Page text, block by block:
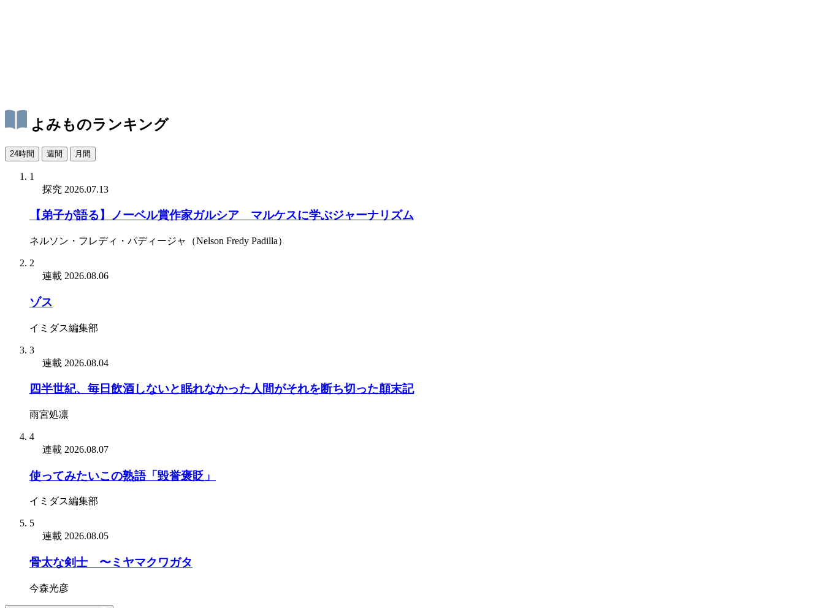
よみものランキング
24時間 週間 月間
1
探究 2026.07.13
【弟子が語る】ノーベル賞作家ガルシア゠マルケスに学ぶジャーナリズム
ネルソン・フレディ・パディージャ（Nelson Fredy Padilla）
2
連載 2026.08.06
ゾス
イミダス編集部
3
連載 2026.08.04
四半世紀、毎日飲酒しないと眠れなかった人間がそれを断ち切った顛末記
雨宮処凛
4
連載 2026.08.07
使ってみたいこの熟語「毀誉褒貶」
イミダス編集部
5
連載 2026.08.05
骨太な剣士 〜ミヤマクワガタ
今森光彦